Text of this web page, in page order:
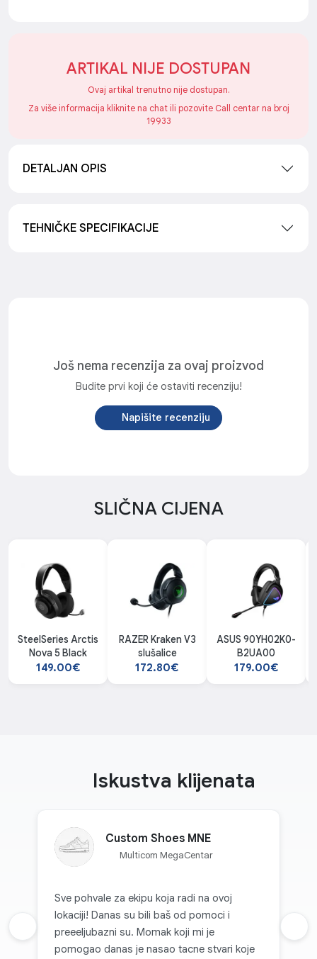
ARTIKAL NIJE DOSTUPAN
Ovaj artikal trenutno nije dostupan.
Za više informacija kliknite na chat ili pozovite Call centar na broj
19933
DETALJAN OPIS
TEHNIČKE SPECIFIKACIJE
Još nema recenzija za ovaj proizvod
Budite prvi koji će ostaviti recenziju!
Napišite recenziju
SLIČNA CIJENA
SteelSeries Arctis
Nova 5 Black
149.00€
RAZER Kraken V3
slušalice
172.80€
ASUS 90YH02K0-
B2UA00
179.00€
Iskustva klijenata
Custom Shoes MNE
Multicom MegaCentar
Sve pohvale za ekipu koja radi na ovoj
lokaciji! Danas su bili baš od pomoci i
preeeljubazni su. Momak koji mi je
pomogao danas je nasao tacne stvari koje
Prethodna recenzija